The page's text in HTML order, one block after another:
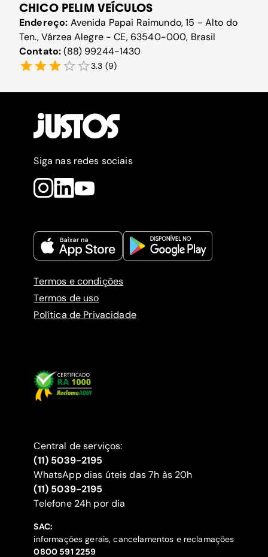
CHICO PELIM VEÍCULOS
Endereço: Avenida Papai Raimundo, 15 - Alto do
Ten., Várzea Alegre - CE, 63540-000, Brasil
Contato:(88) 99244-1430
3.3 (9)
Siga nas redes sociais
Termos e condições
Termos de uso
Política de Privacidade
Central de serviços:
(11) 5039-2195
WhatsApp dias úteis das 7h às 20h
(11) 5039-2195
‍Telefone 24h por dia
SAC:
informações gerais, cancelamentos e reclamações
‍0800 591 2259